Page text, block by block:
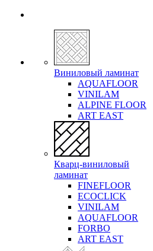
Виниловый ламинат
AQUAFLOOR
VINILAM
ALPINE FLOOR
ART EAST
Кварц-виниловый
ламинат
FINEFLOOR
ECOCLICK
VINILAM
AQUAFLOOR
FORBO
ART EAST